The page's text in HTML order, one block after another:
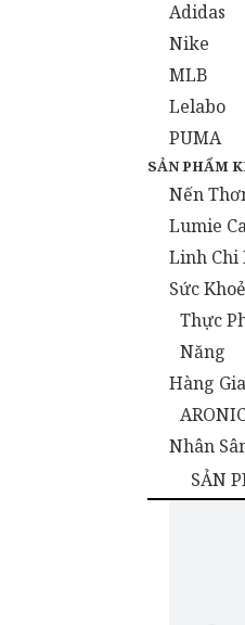
Adidas
Nike
MLB
Lelabo
PUMA
SẢN PHẨM
Nến
Lumie
Linh Chi
Sức
Thực
Năng
Hàng
Nhân
SẢN